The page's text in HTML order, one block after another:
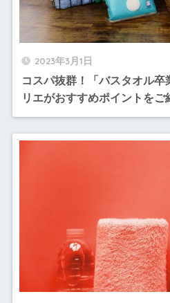
2023年3月1日
コスパ抜群！「バスタオル
リエがおすすめポイントをご